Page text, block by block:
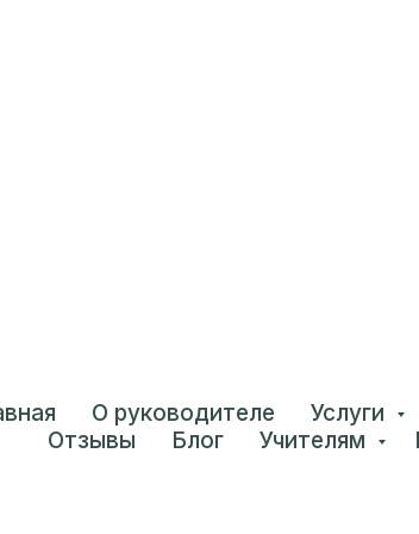
О руководителе Услуги
Отзывы
Блог Учителям